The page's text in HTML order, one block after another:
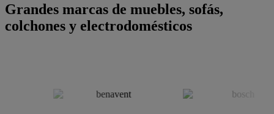
Grandes marcas de muebles, sofás,
colchones y electrodomésticos